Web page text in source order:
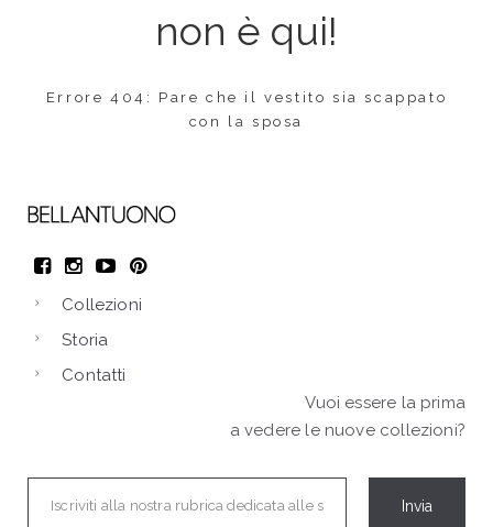
non è qui!
Errore 404: Pare che il vestito sia scappato
con la sposa
Collezioni
Storia
Contatti
Vuoi essere la prima
a vedere le nuove collezioni?